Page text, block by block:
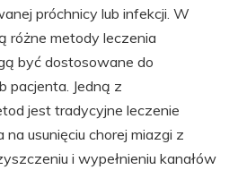
próchnicy lub infekcji. W
różne metody leczenia
być dostosowane do
pacjenta. Jedną z
jest tradycyjne leczenie
na usunięciu chorej miazgi z
i wypełnieniu kanałów